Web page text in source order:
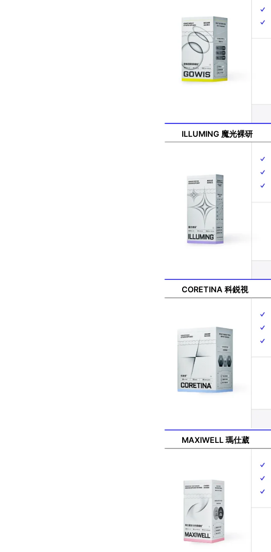
ILLUMING 魔光裸研
ILLUMING 魔光裸研
CORETINA 科鋭視
CORETINA 科鋭視
MAXIWELL 瑪仕葳
MAXIWELL 瑪仕葳